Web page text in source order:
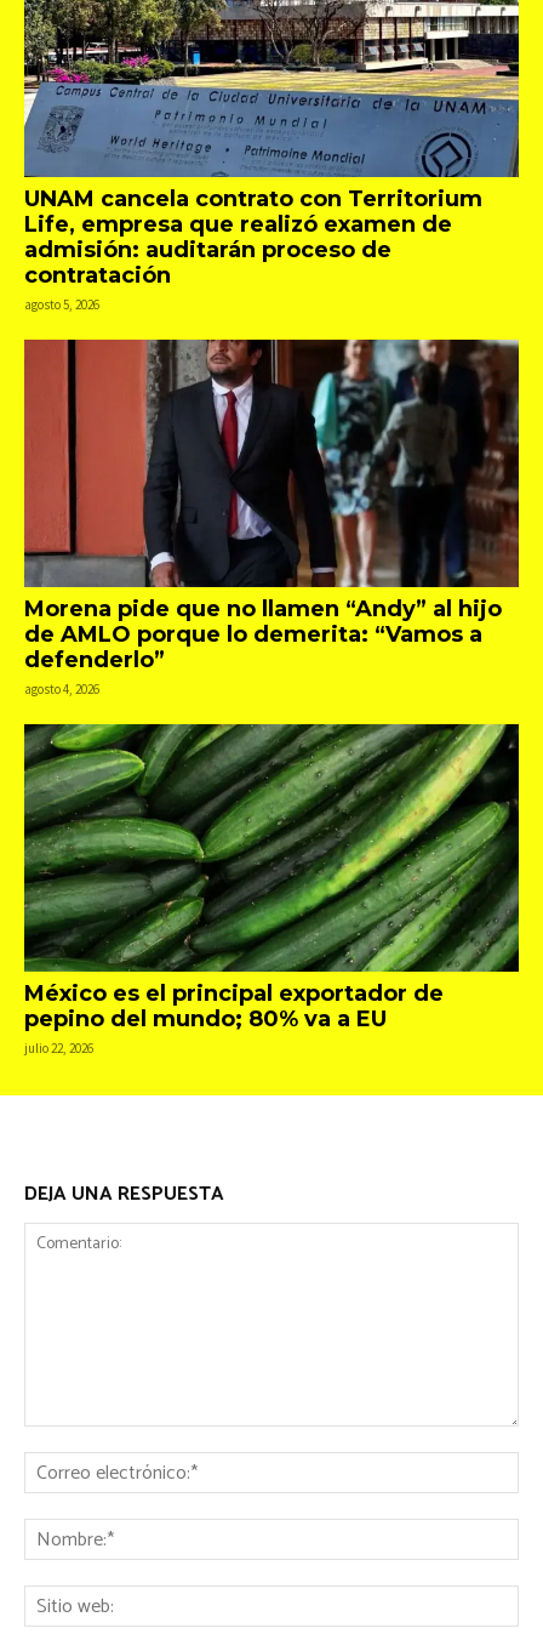
UNAM cancela contrato con Territorium
Life, empresa que realizó examen de
admisión: auditarán proceso de
contratación
agosto 5, 2026
Morena pide que no llamen “Andy” al hijo
de AMLO porque lo demerita: “Vamos a
defenderlo”
agosto 4, 2026
México es el principal exportador de
pepino del mundo; 80% va a EU
julio 22, 2026
DEJA UNA RESPUESTA